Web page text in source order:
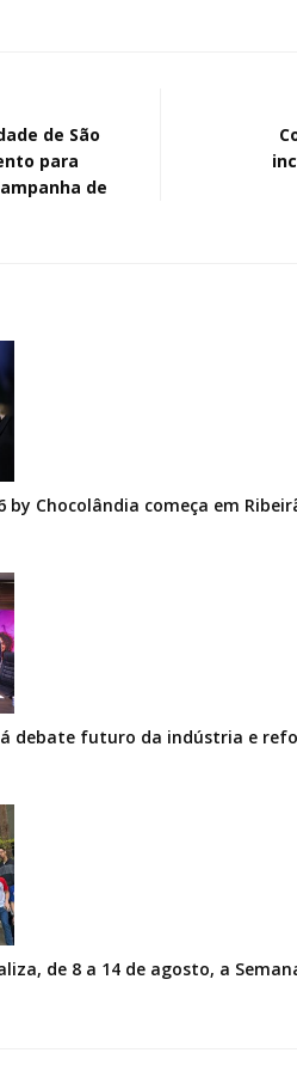
de São
para
de
by Chocolândia começa em
debate futuro da indústria e
de 8 a 14 de agosto, a